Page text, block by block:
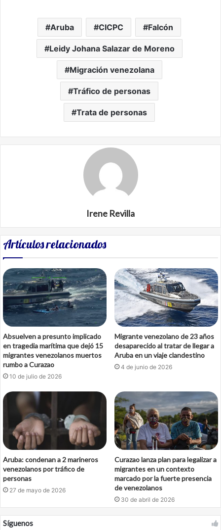
Aruba CICPC Falcón
Leidy Johana Salazar de Moreno
Migración venezolana
Tráfico de personas
Trata de personas
Irene Revilla
Artículos relacionados
Absuelven a presunto implicado
en tragedia marítima que dejó 15
migrantes venezolanos muertos
rumbo a Curazao
10 de julio de 2026
Migrante venezolano de 23 años
desaparecido al tratar de llegar a
Aruba en un viaje clandestino
4 de junio de 2026
Aruba: condenan a 2 marineros
venezolanos por tráfico de
personas
27 de mayo de 2026
Curazao lanza plan para legalizar a
migrantes en un contexto
marcado por la fuerte presencia
de venezolanos
30 de abril de 2026
Síguenos